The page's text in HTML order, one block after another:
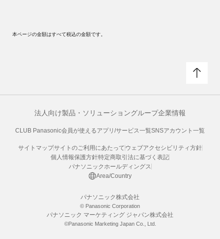
本ページの金額はすべて税込の金額です。
法人向け製品・ソリューショングループ企業情報
CLUB Panasonic会員が使えるアプリ/サービス一覧SNSアカウント一覧
サイトマップサイトのご利用にあたって ウェブアクセシビリティ方針
個人情報保護方針特定商取引法に基づく表記
パナソニックホールディングス
Area/Country
パナソニック株式会社
© Panasonic Corporation
パナソニック マーケティング ジャパン株式会社
©Panasonic Marketing Japan Co., Ltd.